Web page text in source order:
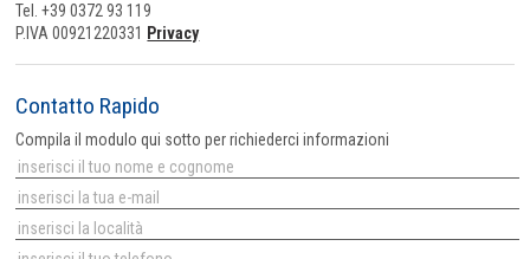
Tel. +39 0372 93 119
P.IVA 00921220331 Privacy
Contatto Rapido
Compila il modulo qui sotto per richiederci informazioni